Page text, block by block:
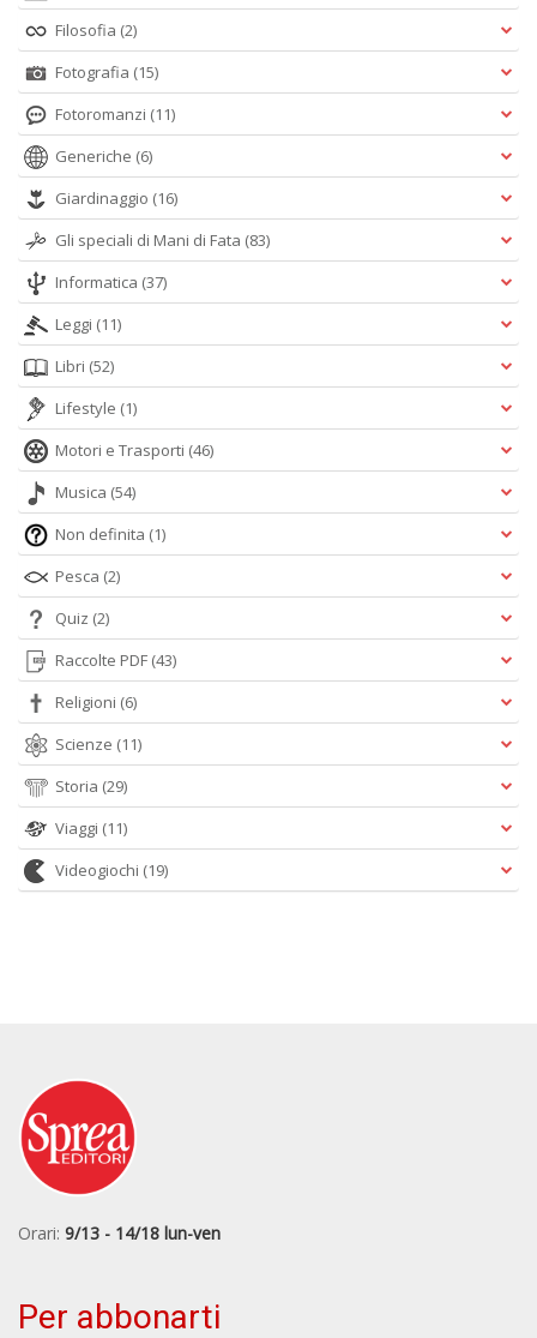
Filosofia (2)
Fotografia (15)
Fotoromanzi (11)
Generiche (6)
Giardinaggio (16)
Gli speciali di Mani di Fata (83)
Informatica (37)
Leggi (11)
Libri (52)
Lifestyle (1)
Motori e Trasporti (46)
Musica (54)
Non definita (1)
Pesca (2)
Quiz (2)
Raccolte PDF (43)
Religioni (6)
Scienze (11)
Storia (29)
Viaggi (11)
Videogiochi (19)
Orari: 9/13 - 14/18 lun-ven
Per abbonarti